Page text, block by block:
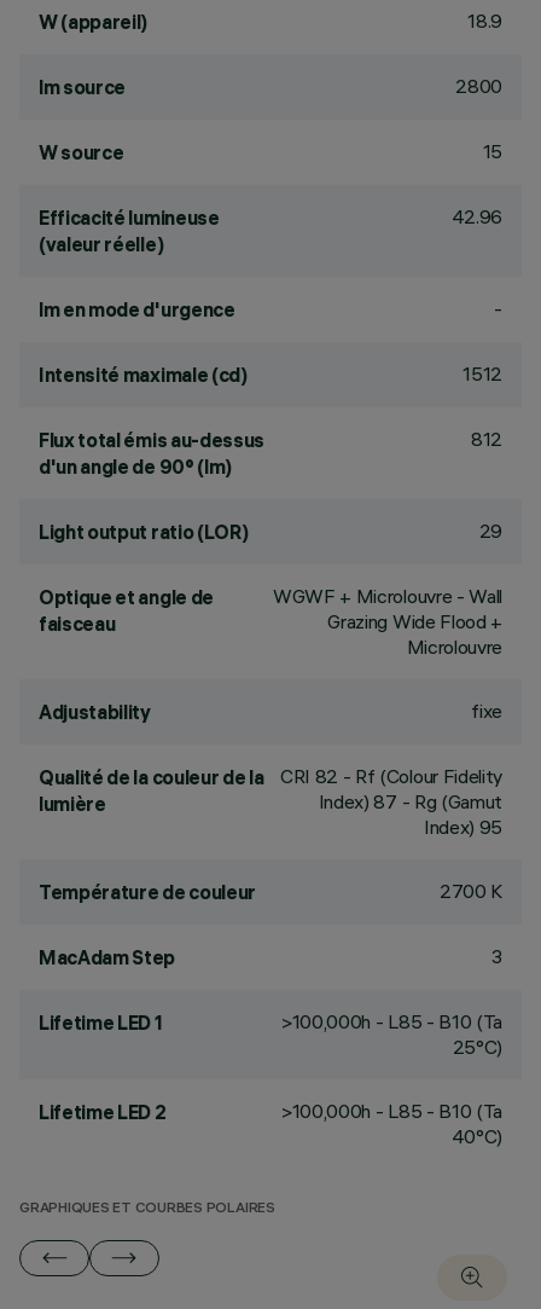
W (appareil) 18.9
lm source 2800
W source 15
Efficacité lumineuse
(valeur réelle)
42.96
lm en mode d'urgence -
Intensité maximale (cd) 1512
Flux total émis au-dessus
d'un angle de 90° (lm)
812
Light output ratio (LOR) 29
Optique et angle de
faisceau
WGWF + Microlouvre - Wall
Grazing Wide Flood +
Microlouvre
Adjustability fixe
Qualité de la couleur de la
lumière
CRI 82 - Rf (Colour Fidelity
Index) 87 - Rg (Gamut
Index) 95
Température de couleur 2700 K
MacAdam Step 3
Lifetime LED 1
>100,000h - L85 - B10 (Ta
25°C)
Lifetime LED 2
>100,000h - L85 - B10 (Ta
40°C)
GRAPHIQUES ET COURBES POLAIRES